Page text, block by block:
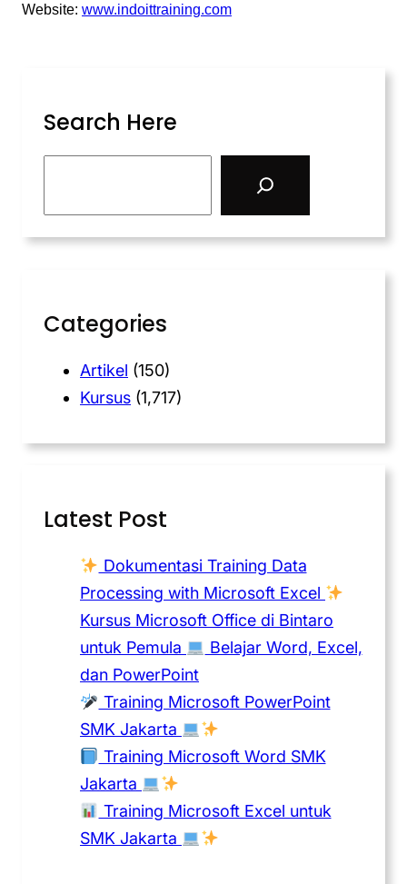
Website: www.indoittraining.com
Search Here
Categories
Artikel (150)
Kursus (1,717)
Latest Post
Dokumentasi Training Data
Processing with Microsoft Excel
Kursus Microsoft Office di Bintaro
untuk Pemula
Belajar Word, Excel,
dan PowerPoint
Training Microsoft PowerPoint
SMK Jakarta
Training Microsoft Word SMK
Jakarta
Training Microsoft Excel untuk
SMK Jakarta